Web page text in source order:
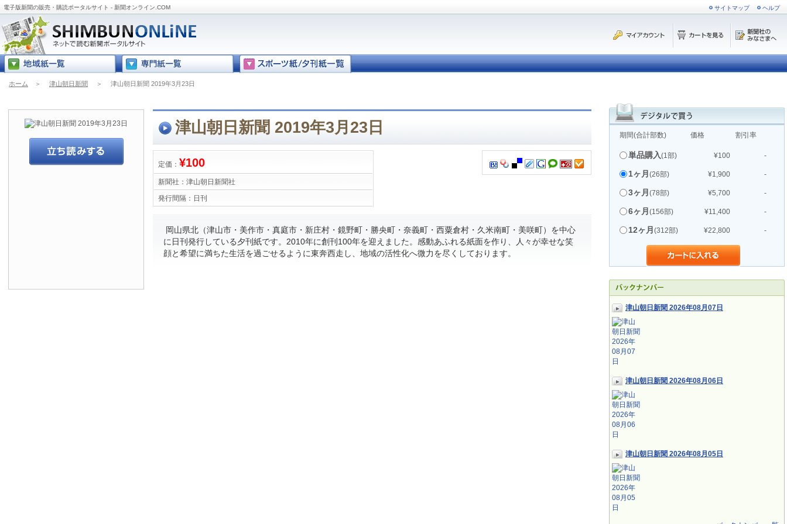
電子版新聞の販売・購読ポータルサイト - 新聞オンライン.COM サイトマップ ヘルプ
ホーム ＞ 津山朝日新聞 ＞ 津山朝日新聞 2019年3月23日
期間(合計部数) 価格 割引率
単品購入(1部) ¥100 -
1ヶ月 (26部) ¥1,900 -
3ヶ月 (78部) ¥5,700 -
6ヶ月 (156部) ¥11,400 -
12ヶ月 (312部) ¥22,800 -
津山朝日新聞 2026年08月07日
津山朝日新聞 2026年08月06日
津山朝日新聞 2026年08月05日
津山朝日新聞 2019年3月23日
定価： ¥100
新聞社： 津山朝日新聞社
発行間隔： 日刊
岡山県北（津山市・美作市・真庭市・新庄村・鏡野町・勝央町・奈義町・西粟倉村・久米南町・美咲町）を中心
に日刊発行している夕刊紙です。2010年に創刊100年を迎えました。感動あふれる紙面を作り、人々が幸せな笑
顔と希望に満ちた生活を過ごせるように東奔西走し、地域の活性化へ微力を尽くしております。